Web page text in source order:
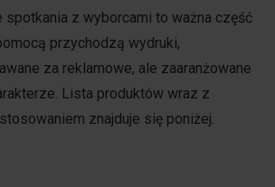
spotkania z wyborcami to ważna część
przychodzą wydruki,
za reklamowe, ale zaaranżowane
Lista produktów wraz z
znajduje się poniżej.